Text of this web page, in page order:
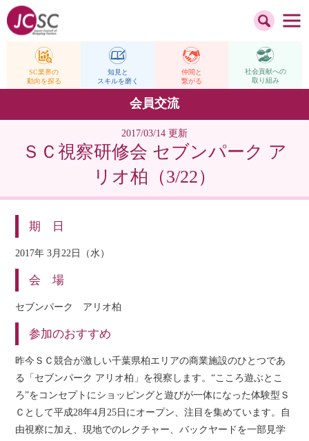
SC業界の
動向を探る
知見と
スキルを磨く
仲間と
繋がる
社会貢献への
取り組み
会員交流
2017/03/14 更新
ＳＣ視察研修会 セブンパーク ア
リオ柏（3/22）
期 日
2017年 3月22日（水）
会 場
セブンパーク アリオ柏
参加のおすすめ
昨今ＳＣ競合が激しい千葉県柏エリアの商業施設のひとつであ
る「セブンパーク アリオ柏」を視察します。“こころ遊ぶとこ
ろ”をコンセプトにショッピングと遊びが一体になった体験型Ｓ
Ｃとして平成28年4月25日にオープン、注目を集めています。自
由視察に加え、現地でのレクチャー、バックヤードを一部見学